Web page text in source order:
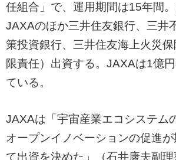
任組合」で、運用期間は15年間
JAXAのほか三井住友銀行、三井
策投資銀行、三井住友海上火災
限責任）出資する。JAXAは1億
ている。
JAXAは「宇宙産業エコシステム
オープンイノベーションの促進
て出資を決めた」（石井康夫副理